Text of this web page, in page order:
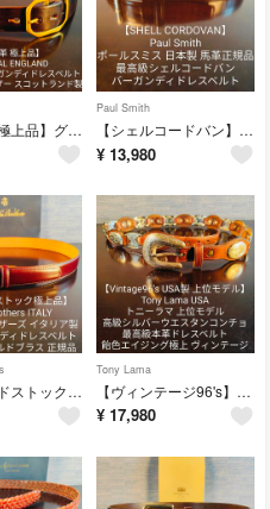
【極厚本革極上品】グレンロイヤル 最高級バーガンディブライドルレザードレスベルト
Paul Smith
【シェルコードバン】ポールスミス 最高級バーガンディドレスベルト 艶馬革 正規品
¥ 13,980
【新品デッドストック極上品】ブルックスブラザーズ 最高級バーガンディドレスベルト
Tony Lama
【ヴィンテージ96's】USA製 最高級シルバーコンチョドレスベルト トニーラマ
¥ 17,980